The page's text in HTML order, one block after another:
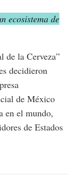
ecosistema de
de la Cerveza”
decidieron
de México
en el mundo,
de Estados